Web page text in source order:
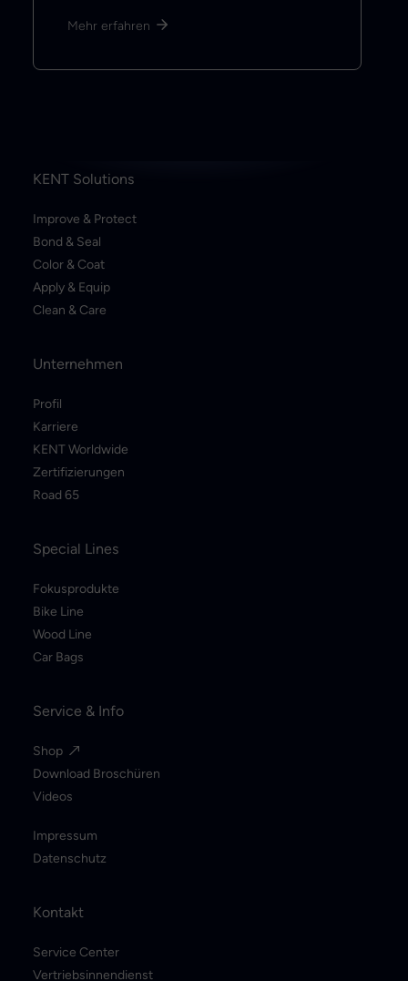
Mehr erfahren
KENT Solutions
Improve & Protect
Bond & Seal
Color & Coat
Apply & Equip
Clean & Care
Unternehmen
Profil
Karriere
KENT Worldwide
Zertifizierungen
Road 65
Special Lines
Fokusprodukte
Bike Line
Wood Line
Car Bags
Service & Info
Shop
Download Broschüren
Videos
Impressum
Datenschutz
Kontakt
Service Center
Vertriebsinnendienst